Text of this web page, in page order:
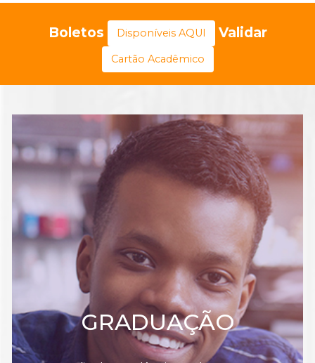
Boletos Disponíveis AQUI Validar
Cartão Acadêmico
GRADUAÇÃO